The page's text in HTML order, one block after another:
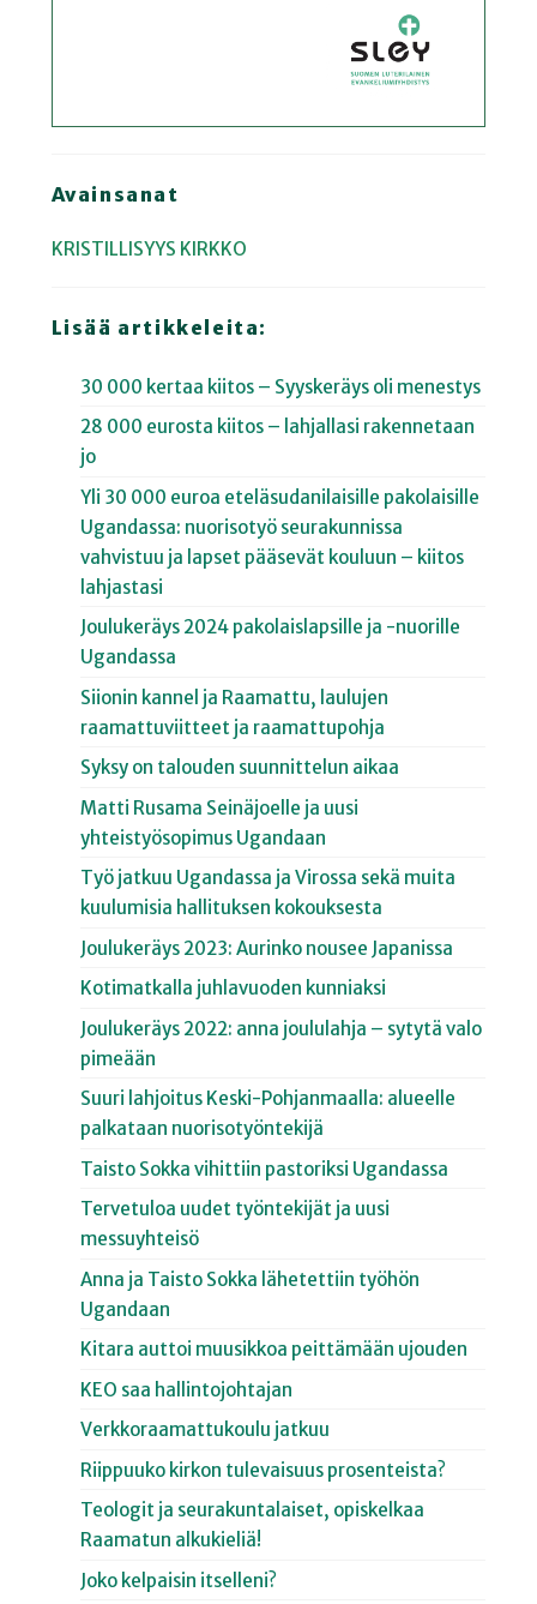
Avainsanat
KRISTILLISYYS KIRKKO
Lisää artikkeleita:
30 000 kertaa kiitos – Syyskeräys oli menestys
28 000 eurosta kiitos – lahjallasi rakennetaan
jo
Yli 30 000 euroa eteläsudanilaisille pakolaisille
Ugandassa: nuorisotyö seurakunnissa
vahvistuu ja lapset pääsevät kouluun – kiitos
lahjastasi
Joulukeräys 2024 pakolaislapsille ja -nuorille
Ugandassa
Siionin kannel ja Raamattu, laulujen
raamattuviitteet ja raamattupohja
Syksy on talouden suunnittelun aikaa
Matti Rusama Seinäjoelle ja uusi
yhteistyösopimus Ugandaan
Työ jatkuu Ugandassa ja Virossa sekä muita
kuulumisia hallituksen kokouksesta
Joulukeräys 2023: Aurinko nousee Japanissa
Kotimatkalla juhlavuoden kunniaksi
Joulukeräys 2022: anna joululahja – sytytä valo
pimeään
Suuri lahjoitus Keski-Pohjanmaalla: alueelle
palkataan nuorisotyöntekijä
Taisto Sokka vihittiin pastoriksi Ugandassa
Tervetuloa uudet työntekijät ja uusi
messuyhteisö
Anna ja Taisto Sokka lähetettiin työhön
Ugandaan
Kitara auttoi muusikkoa peittämään ujouden
KEO saa hallintojohtajan
Verkkoraamattukoulu jatkuu
Riippuuko kirkon tulevaisuus prosenteista?
Teologit ja seurakuntalaiset, opiskelkaa
Raamatun alkukieliä!
Joko kelpaisin itselleni?